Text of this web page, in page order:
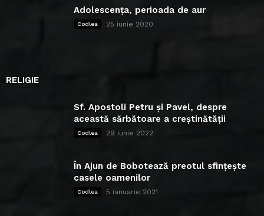
Adolescența, perioada de aur
Codlea 25 iunie 2020
RELIGIE
Sf. Apostoli Petru și Pavel, despre
această sărbătoare a creștinătății
Codlea 29 iunie 2022
În Ajun de Bobotează preotul sfințește
casele oamenilor
Codlea 5 ianuarie 2021